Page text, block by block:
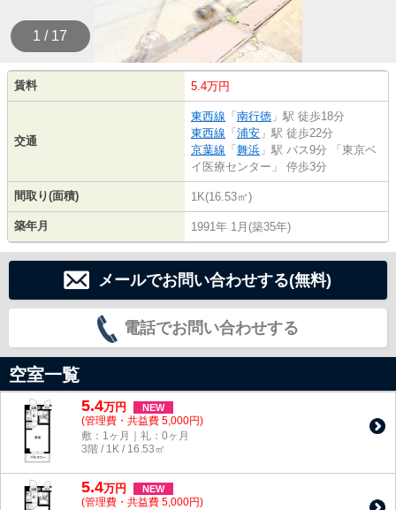
1 / 17
賃料 5.4万円
交通
東西線 「 南行徳 」駅 徒歩18分
東西線 「 浦安 」駅 徒歩22分
京葉線 「 舞浜 」駅 バス9分 「東京ベ
イ医療センター」 停歩3分
間取り(面積) 1K(16.53㎡)
築年月 1991年 1月(築35年)
メールでお問い合わせする(無料)
電話でお問い合わせする
空室一覧
5.4万円 NEW
(管理費・共益費 5,000円)
敷：1ヶ月｜礼：0ヶ月
3階 / 1K / 16.53㎡
5.4万円 NEW
(管理費・共益費 5,000円)